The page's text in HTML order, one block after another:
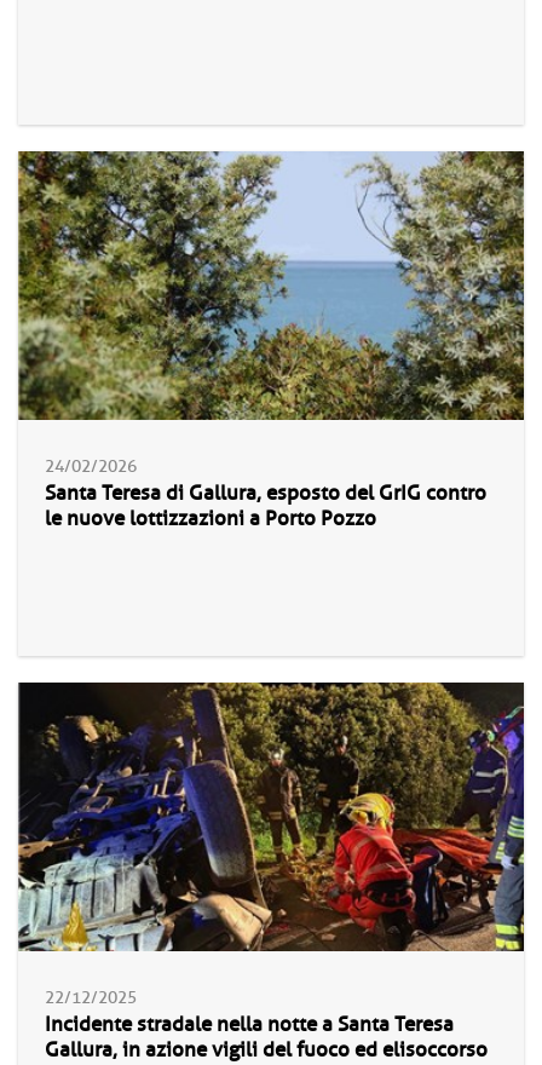
24/02/2026
Santa Teresa di Gallura, esposto del GrIG contro
le nuove lottizzazioni a Porto Pozzo
22/12/2025
Incidente stradale nella notte a Santa Teresa
Gallura, in azione vigili del fuoco ed elisoccorso